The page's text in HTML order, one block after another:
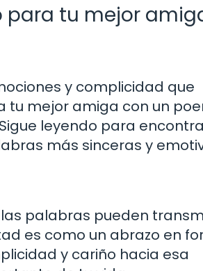
tu mejor
y complicidad que
tu mejor amiga con un
leyendo para
más sinceras y
palabras pueden
es como un abrazo en
y cariño hacia esa